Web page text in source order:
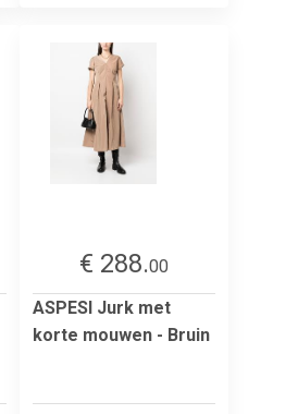
€ 288.00
ASPESI Jurk met
korte mouwen - Bruin